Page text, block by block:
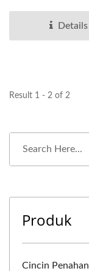
Diameter...
Details
Result 1 - 2 of 2
Produk
Cincin Penahan